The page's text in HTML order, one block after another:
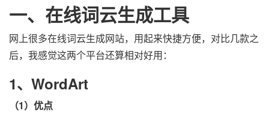
一、在线词云生成工具
网上很多在线词云生成网站，用起来快捷方便，对比几款之
后，我感觉这两个平台还算相对好用：
1、WordArt
（1）优点